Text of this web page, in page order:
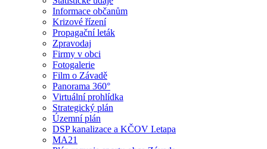
Informace občanům
Krizové řízení
Propagační leták
Zpravodaj
Firmy v obci
Fotogalerie
Film o Závadě
Panorama 360°
Virtuální prohlídka
Strategický plán
Územní plán
DSP kanalizace a KČOV I.etapa
MA21